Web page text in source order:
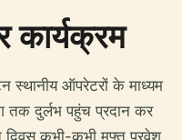
कार्यक्रम
स्थानीय ऑपरेटरों के माध्यम
दुर्लभ पहुंच प्रदान कर
दिवस कभी-कभी मुफ्त प्रवेश